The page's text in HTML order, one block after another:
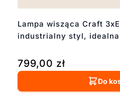
Lampa wisząca Craft
industrialny styl, idealna
799,00 zł
Do